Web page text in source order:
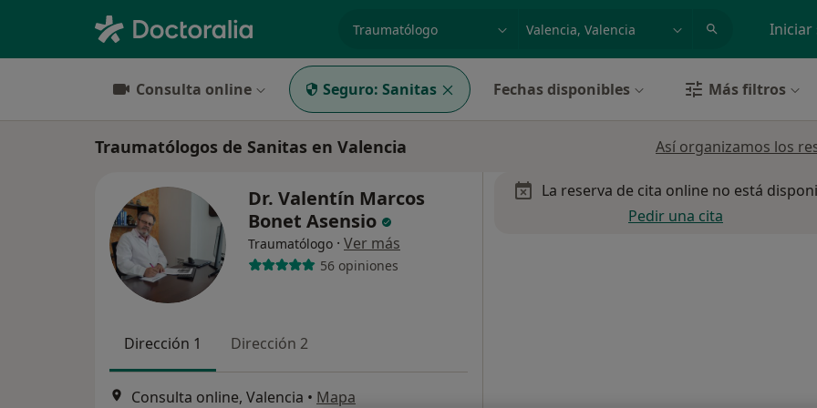
especialidad, enfermedad o nombre Iniciar
Consulta online Seguro: Sanitas Fechas disponibles Más filtros
Traumatólogos de Sanitas en Valencia Así organizamos los
Dr. Valentín Marcos
Bonet Asensio
Traumatólogo · Ver más
56 opiniones
Dirección 1 Dirección 2
Consulta online, Valencia • Mapa
La reserva de cita online no está
Pedir una cita